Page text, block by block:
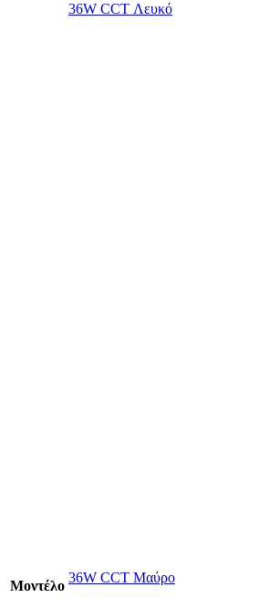
Mοντέλο
36W CCT Λευκό
36W CCT Μαύρο